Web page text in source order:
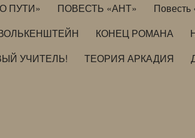
ПУТИ» ПОВЕСТЬ «АНТ»
Повесть
КОНЕЦ РОМАНА
УЧИТЕЛЬ! ТЕОРИЯ АРКАДИЯ